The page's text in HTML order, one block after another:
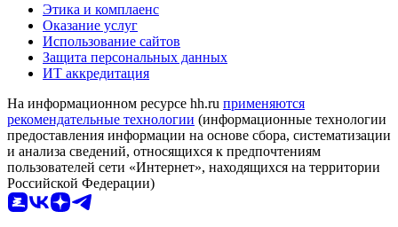
Этика и комплаенс
Оказание услуг
Использование сайтов
Защита персональных данных
ИТ аккредитация
На информационном ресурсе hh.ru применяются
рекомендательные технологии (информационные технологии
предоставления информации на основе сбора, систематизации
и анализа сведений, относящихся к предпочтениям
пользователей сети «Интернет», находящихся на территории
Российской Федерации)